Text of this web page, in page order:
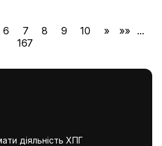
6 7 8 9 10 » »» ...
167
діяльність ХПГ